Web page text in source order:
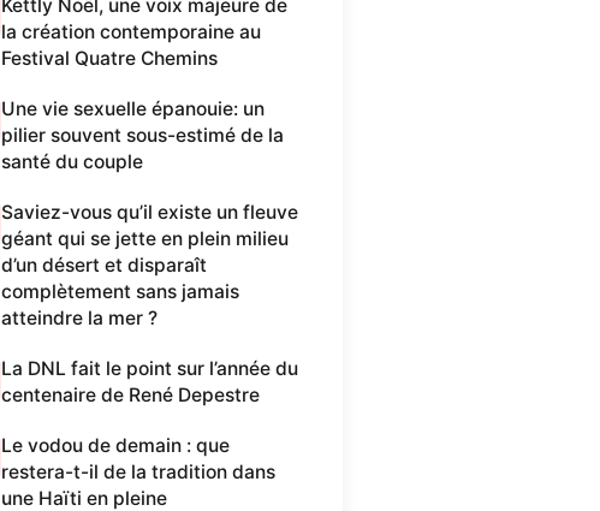
Kettly Noël, une voix majeure de
la création contemporaine au
Festival Quatre Chemins
Une vie sexuelle épanouie: un
pilier souvent sous-estimé de la
santé du couple
Saviez-vous qu’il existe un fleuve
géant qui se jette en plein milieu
d’un désert et disparaît
complètement sans jamais
atteindre la mer ?
La DNL fait le point sur l’année du
centenaire de René Depestre
Le vodou de demain : que
restera-t-il de la tradition dans
une Haïti en pleine